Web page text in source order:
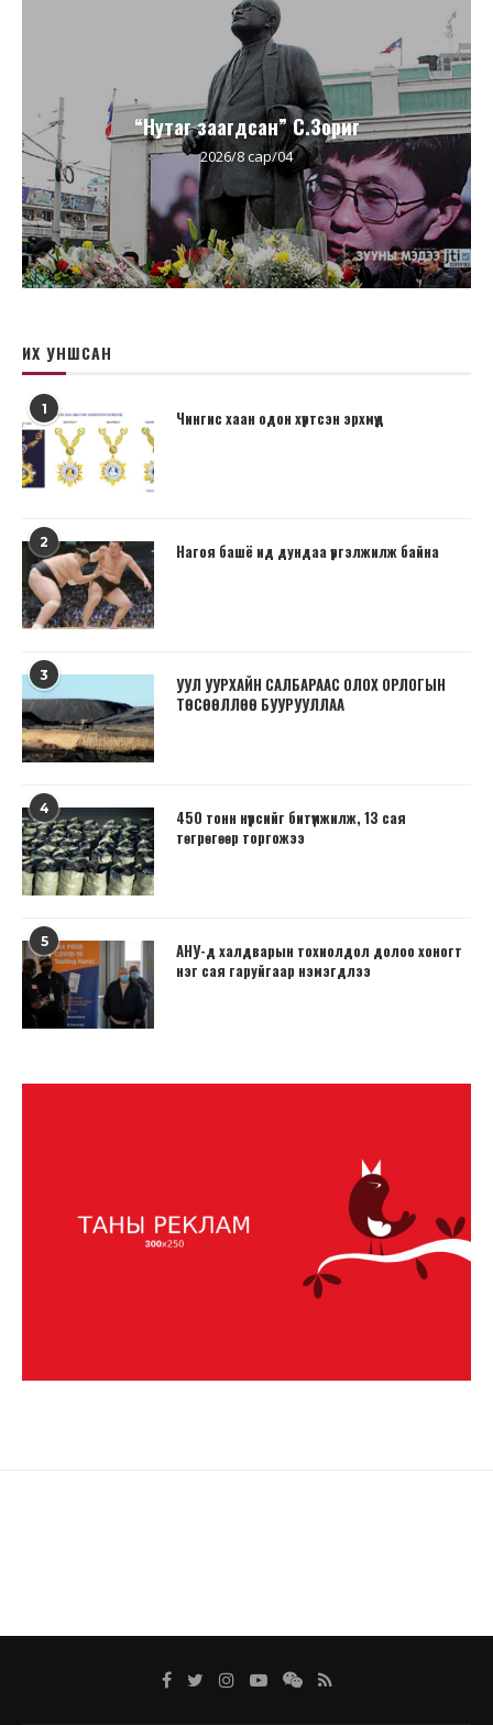
“Нутаг заагдсан” С.Зориг
2026/8 сар/04
ИХ УНШСАН
1 Чингис хаан одон хүртсэн эрхмүүд
2 Нагоя башё ид дундаа үргэлжилж байна
3
УУЛ УУРХАЙН САЛБАРААС ОЛОХ ОРЛОГЫН
ТӨСӨӨЛЛӨӨ БУУРУУЛЛАА
4
450 тонн нүүрсийг битүүмжилж, 13 сая
төгрөгөөр торгожээ
5
АНУ-д халдварын тохиолдол долоо хоногт
нэг сая гаруйгаар нэмэгдлээ